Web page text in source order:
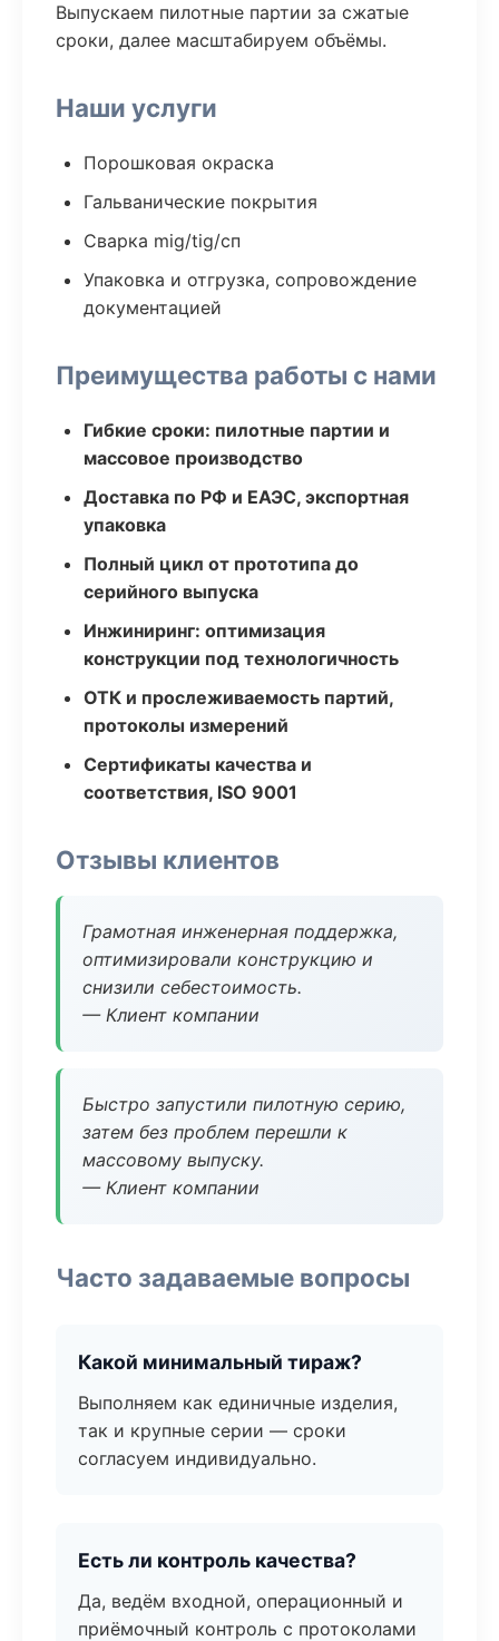
Выпускаем пилотные партии за сжатые
сроки, далее масштабируем объёмы.
Наши услуги
Порошковая окраска
Гальванические покрытия
Сварка mig/tig/сп
Упаковка и отгрузка, сопровождение
документацией
Преимущества работы с нами
Гибкие сроки: пилотные партии и
массовое производство
Доставка по РФ и ЕАЭС, экспортная
упаковка
Полный цикл от прототипа до
серийного выпуска
Инжиниринг: оптимизация
конструкции под технологичность
ОТК и прослеживаемость партий,
протоколы измерений
Сертификаты качества и
соответствия, ISO 9001
Отзывы клиентов
Грамотная инженерная поддержка,
оптимизировали конструкцию и
снизили себестоимость.
— Клиент компании
Быстро запустили пилотную серию,
затем без проблем перешли к
массовому выпуску.
— Клиент компании
Часто задаваемые вопросы
Какой минимальный тираж?
Выполняем как единичные изделия,
так и крупные серии — сроки
согласуем индивидуально.
Есть ли контроль качества?
Да, ведём входной, операционный и
приёмочный контроль с протоколами